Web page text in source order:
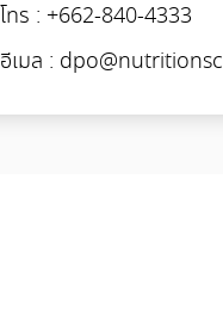
โทร : +662-840-4333
อีเมล :